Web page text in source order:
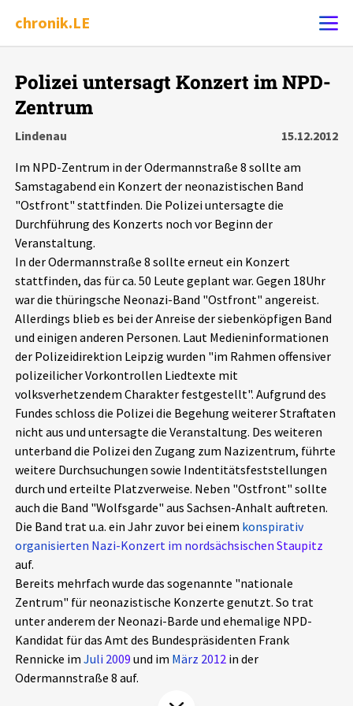
chronik.LE
Ereignis melden
Chronik
Dossiers
Leipziger Zustände
Schlaglichter
Phänomene
Aktuelles
Alle Beiträge
Veranstaltungen
Pressemitteilungen
Podcasts
Über uns
Projektbeschreibung
Kontakt
Unterstützer_innen
Spenden
chronik.LE in der Presse
Polizei untersagt Konzert im NPD-
Zentrum
Lindenau
15.12.2012
Im NPD-Zentrum in der Odermannstraße 8 sollte am
Samstagabend ein Konzert der neonazistischen Band
"Ostfront" stattfinden. Die Polizei untersagte die
Durchführung des Konzerts noch vor Beginn der
Veranstaltung.
In der Odermannstraße 8 sollte erneut ein Konzert
stattfinden, das für ca. 50 Leute geplant war. Gegen 18Uhr
war die thüringsche Neonazi-Band "Ostfront" angereist.
Allerdings blieb es bei der Anreise der siebenköpfigen Band
und einigen anderen Personen. Laut Medieninformationen
der Polizeidirektion Leipzig wurden "im Rahmen offensiver
polizeilicher Vorkontrollen Liedtexte mit
volksverhetzendem Charakter festgestellt". Aufgrund des
Fundes schloss die Polizei die Begehung weiterer Straftaten
nicht aus und untersagte die Veranstaltung. Des weiteren
unterband die Polizei den Zugang zum Nazizentrum, führte
weitere Durchsuchungen sowie Indentitätsfeststellungen
durch und erteilte Platzverweise. Neben "Ostfront" sollte
auch die Band "Wolfsgarde" aus Sachsen-Anhalt auftreten.
Die Band trat u.a. ein Jahr zuvor bei einem konspirativ
organisierten Nazi-Konzert im nordsächsischen Staupitz
auf.
Bereits mehrfach wurde das sogenannte "nationale
Zentrum" für neonazistische Konzerte genutzt. So trat
unter anderem der Neonazi-Barde und ehemalige NPD-
Kandidat für das Amt des Bundespräsidenten Frank
Rennicke im Juli 2009 und im März 2012in der
Odermannstraße 8 auf.
Alle Ereignisse
7502Ereignisse
Ereignisse
Exportieren ? Filter Erklärungen